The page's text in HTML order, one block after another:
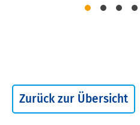
Zurück zur Übersicht